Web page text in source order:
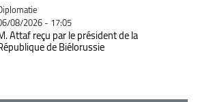
08/2026 - 17:05
Attaf reçu par le président de la
de Biélorussie